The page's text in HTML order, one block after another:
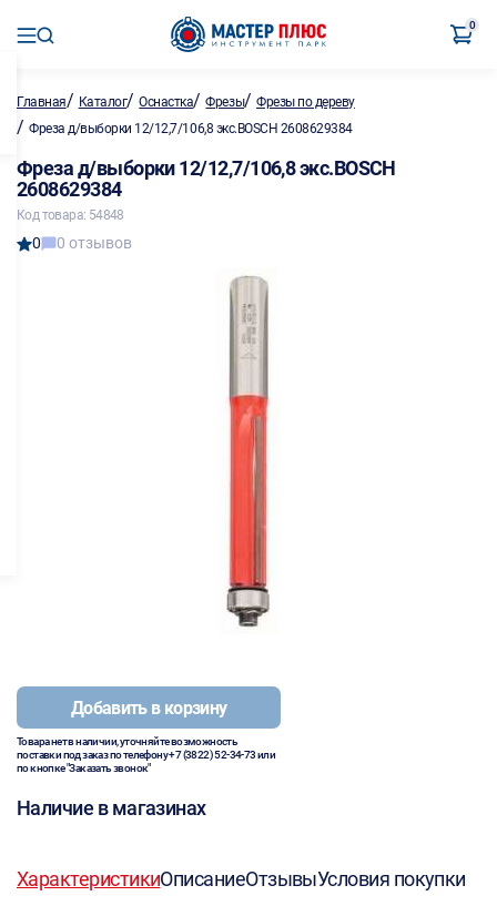
0
Главная/ Каталог/Оснастка/Фрезы/Фрезы по дереву
/ Фреза д/выборки 12/12,7/106,8 экс.BOSCH 2608629384
Фреза д/выборки 12/12,7/106,8 экс.BOSCH
2608629384
Код товара: 54848
0 0 отзывов
Добавить в корзину
Товара нет в наличии, уточняйте возможность
поставки под заказ по телефону+7 (3822) 52-34-73или
по кнопке "Заказать звонок"
Наличие в магазинах
ХарактеристикиОписаниеОтзывыУсловия покупки